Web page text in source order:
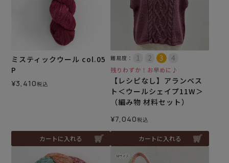
ミスティックウール col.05
P
¥3,410税込
カートに入れる
難易度：
残りわずか！お早めに♪
【レシピなし】アランベス
ト＜ウールシェイプ11W＞
（編み物 材料セット）
¥7,040税込
カートに入れる